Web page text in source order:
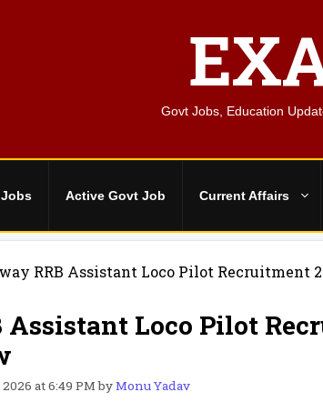
Govt Jobs, Education
Active Govt Job Current Affairs
RRB Assistant Loco Pilot Recruitment
Assistant Loco Pilot
at 6:49 PMbyMonu Yadav